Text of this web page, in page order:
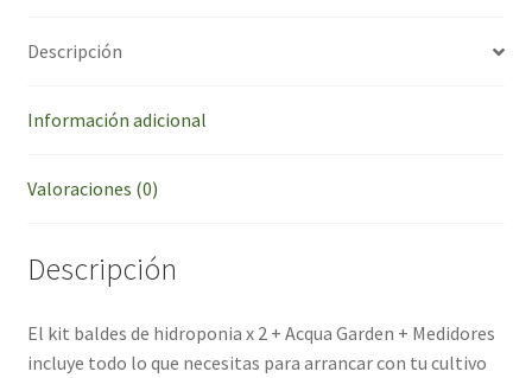
PH
Descripción
Información adicional
Valoraciones (0)
Descripción
El kit baldes de hidroponia x 2 + Acqua Garden + Medidores
incluye todo lo que necesitas para arrancar con tu cultivo